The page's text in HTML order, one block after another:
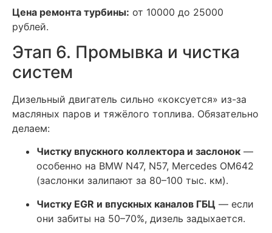
Цена ремонта турбины: от 10000 до 25000
рублей.
Этап 6. Промывка и чистка
систем
Дизельный двигатель сильно «коксуется» из-за
масляных паров и тяжёлого топлива. Обязательно
делаем:
Чистку впускного коллектора и заслонок —
особенно на BMW N47, N57, Mercedes OM642
(заслонки залипают за 80–100 тыс. км).
Чистку EGR и впускных каналов ГБЦ — если
они забиты на 50–70%, дизель задыхается.